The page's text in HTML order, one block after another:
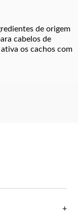
de origem
cabelos de
os cachos com